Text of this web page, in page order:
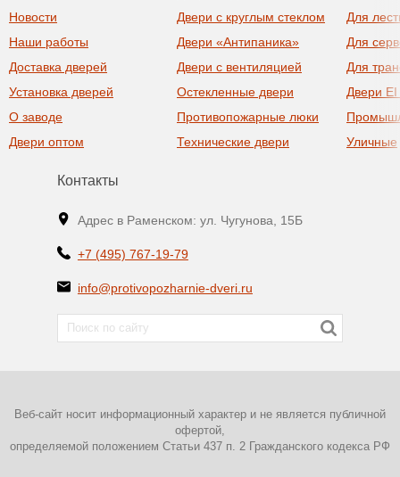
Новости
Наши работы
Доставка дверей
Установка дверей
О заводе
Двери оптом
Двери с круглым стеклом
Двери «Антипаника»
Двери с вентиляцией
Остекленные двери
Противопожарные люки
Технические двери
Для
Для
Для
Двери
Уличные
Контакты
Адрес в Раменском: ул. Чугунова, 15Б
+7 (495) 767-19-79
info@protivopozharnie-dveri.ru
Веб-сайт носит информационный характер и не является публичной
офертой,
определяемой положением Статьи 437 п. 2 Гражданского кодекса РФ